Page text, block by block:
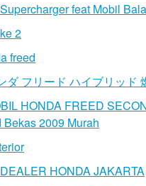
feat Mobil
2
freed
ダ フリード ハイブリッド
HONDA FREED
2009 Murah
HONDA JAKARTA